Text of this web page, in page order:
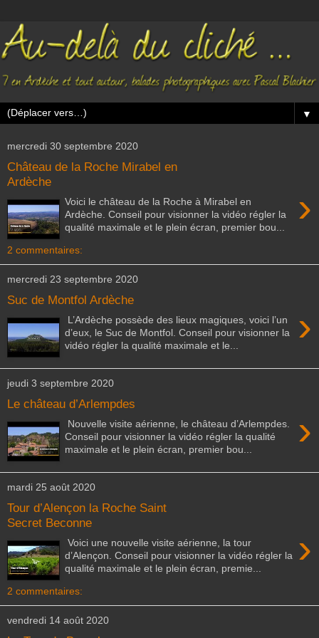
▼
mercredi 30 septembre 2020
Château de la Roche Mirabel en
Ardèche
›
Voici le château de la Roche à Mirabel en
Ardèche. Conseil pour visionner la vidéo régler la
qualité maximale et le plein écran, premier bou...
2 commentaires:
mercredi 23 septembre 2020
Suc de Montfol Ardèche
›
L’Ardèche possède des lieux magiques, voici l’un
d’eux, le Suc de Montfol. Conseil pour visionner la
vidéo régler la qualité maximale et le...
jeudi 3 septembre 2020
Le château d’Arlempdes
›
Nouvelle visite aérienne, le château d’Arlempdes.
Conseil pour visionner la vidéo régler la qualité
maximale et le plein écran, premier bou...
mardi 25 août 2020
Tour d’Alençon la Roche Saint
Secret Beconne
›
Voici une nouvelle visite aérienne, la tour
d’Alençon. Conseil pour visionner la vidéo régler la
qualité maximale et le plein écran, premie...
2 commentaires:
vendredi 14 août 2020